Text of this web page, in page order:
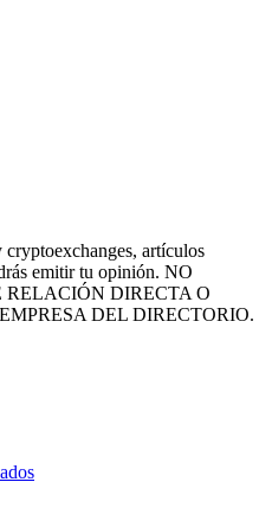
artículos
emitir tu opinión. NO
DIRECTA O
DEL DIRECTORIO.